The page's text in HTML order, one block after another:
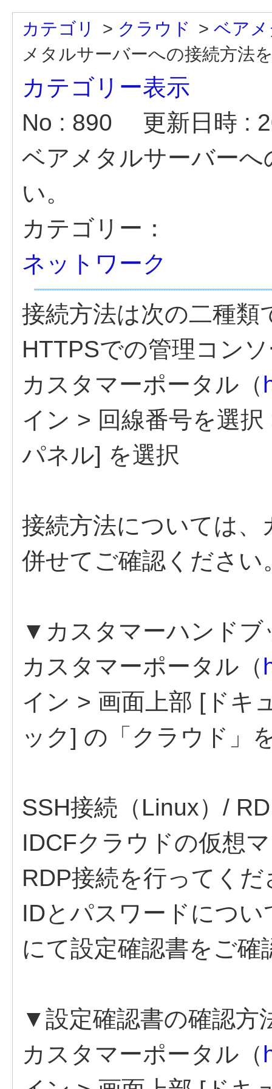
カテゴリ > クラウド > ベア
メタルサーバーへの接続方法
カテゴリー表示
No : 890
更新日時 :
ベアメタルサーバー
い。
カテゴリー：
ネットワーク
接続方法は次の二種類
HTTPSでの管理コン
カスタマーポータル（
イン > 回線番号を選
パネル] を選択
接続方法については
併せてご確認ください
▼カスタマーハンドブ
カスタマーポータル（
イン > 画面上部 [ドキ
ック] の「クラウド」
SSH接続（Linux）/
IDCFクラウドの仮想
RDP接続を行ってくだ
IDとパスワードにつ
にて設定確認書をご確
▼設定確認書の確認方
カスタマーポータル（